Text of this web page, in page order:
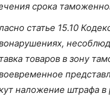
срока
статье 15.10
товаров в зону
наложение штрафа в